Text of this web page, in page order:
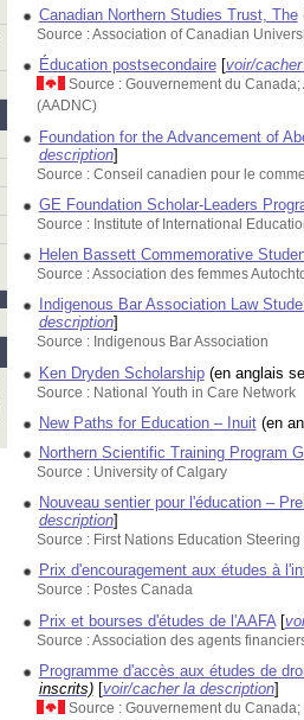
Canadian Northern Studies Trust, The
Source : Association of Canadian
Éducation postsecondaire[voir/
Source : Gouvernement du
(AADNC)
Foundation for the Advancement of
description]
Source : Conseil canadien pour le
GE Foundation Scholar-Leaders
Source : Institute of International
Helen Bassett Commemorative
Source : Association des femmes
Indigenous Bar Association Law
description]
Source : Indigenous Bar Association
Ken Dryden Scholarship (en anglais
Source : National Youth in Care Network
New Paths for Education – Inuit (en
Northern Scientific Training Program
Source : University of Calgary
Nouveau sentier pour l'éducation –
description]
Source : First Nations Education
Prix d'encouragement aux études à
Source : Postes Canada
Prix et bourses d'études de l'AAFA[
Source : Association des agents
Programme d'accès aux études de
inscrits)[voir/cacher la description]
Source : Gouvernement du